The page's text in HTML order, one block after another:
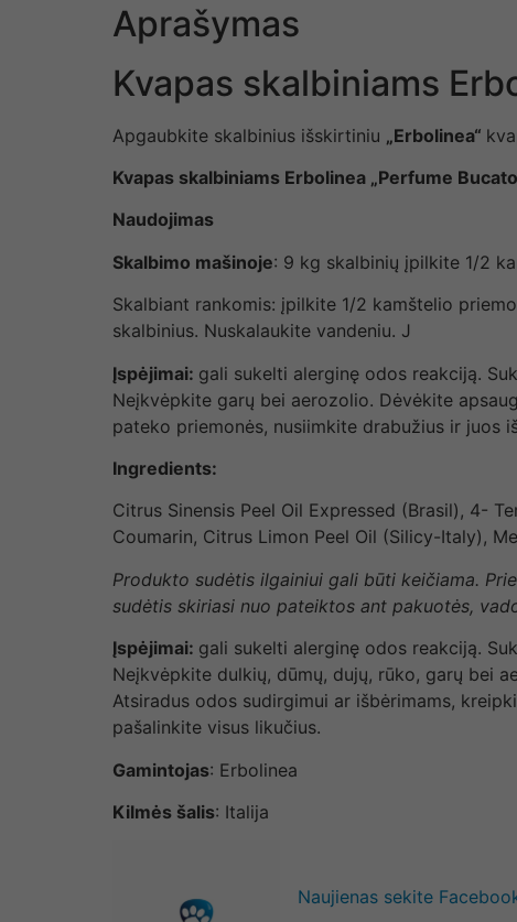
Aprašymas
Kvapas skalbiniams
Apgaubkite skalbinius išskirtiniu „Erbolinea“
Kvapas skalbiniams Erbolinea „Perfume
Naudojimas
Skalbimo mašinoje: 9 kg skalbinių įpilkite 1/2
Skalbiant rankomis: įpilkite 1/2 kamštelio
skalbinius. Nuskalaukite vandeniu. J
Įspėjimai: gali sukelti alerginę odos reakciją.
Neįkvėpkite garų bei aerozolio. Dėvėkite
pateko priemonės, nusiimkite drabužius ir juos
Ingredients:
Citrus Sinensis Peel Oil Expressed (Brasil), 4-
Coumarin, Citrus Limon Peel Oil (Silicy-Italy),
Produkto sudėtis ilgainiui gali būti keičiama.
sudėtis skiriasi nuo pateiktos ant pakuotės,
Įspėjimai: gali sukelti alerginę odos reakciją.
Neįkvėpkite dulkių, dūmų, dujų, rūko, garų bei
Atsiradus odos sudirgimui ar išbėrimams,
pašalinkite visus likučius.
Gamintojas: Erbolinea
Kilmės šalis: Italija
Naujienas sekite